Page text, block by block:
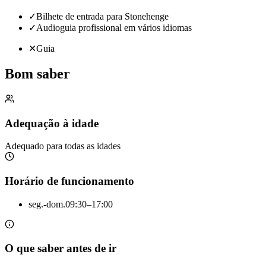
✓Bilhete de entrada para Stonehenge
✓Audioguia profissional em vários idiomas
✕Guia
Bom saber
Adequação à idade
Adequado para todas as idades
Horário de funcionamento
seg.-dom.09:30–17:00
O que saber antes de ir